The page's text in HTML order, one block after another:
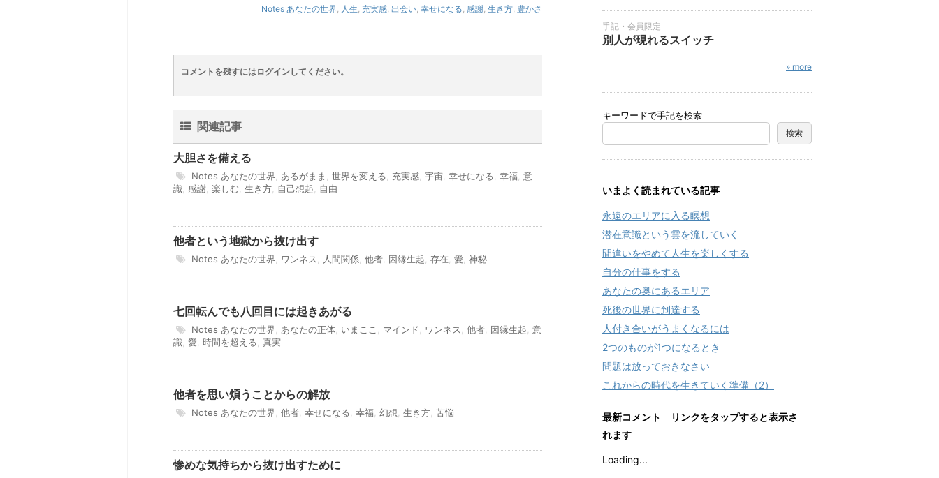
Notes あなたの世界 人生 充実感 出会い 幸せになる 感謝 生き方 豊かさ
コメントを残すにはログインしてください。
関連記事
大胆さを備える
Notes あなたの世界 あるがまま 世界を変える 充実感 宇宙 幸せになる 幸福 意
識
感謝 楽しむ 生き方 自己想起 自由
他者という地獄から抜け出す
Notes あなたの世界 ワンネス 人間関係 他者 因縁生起 存在 愛 神秘
七回転んでも八回目には起きあがる
Notes あなたの世界 あなたの正体 いまここ マインド ワンネス 他者 因縁生起 意
識 愛 時間を超える 真実
他者を思い煩うことからの解放
Notes あなたの世界 他者 幸せになる 幸福 幻想 生き方 苦悩
惨めな気持ちから抜け出すために
手記・会員限定
別人が現れるスイッチ
» more
キーワードで手記を検索
いまよく読まれている記事
永遠のエリアに入る瞑想
潜在意識という雲を流していく
間違いをやめて人生を楽しくする
自分の仕事をする
あなたの奥にあるエリア
死後の世界に到達する
人付き合いがうまくなるには
2つのものが1つになるとき
問題は放っておきなさい
これからの時代を生きていく準備（2）
最新コメント リンクをタップすると表示さ
れます
Loading...